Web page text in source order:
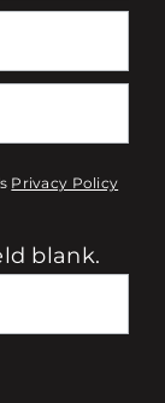
Privacy Policy
blank.